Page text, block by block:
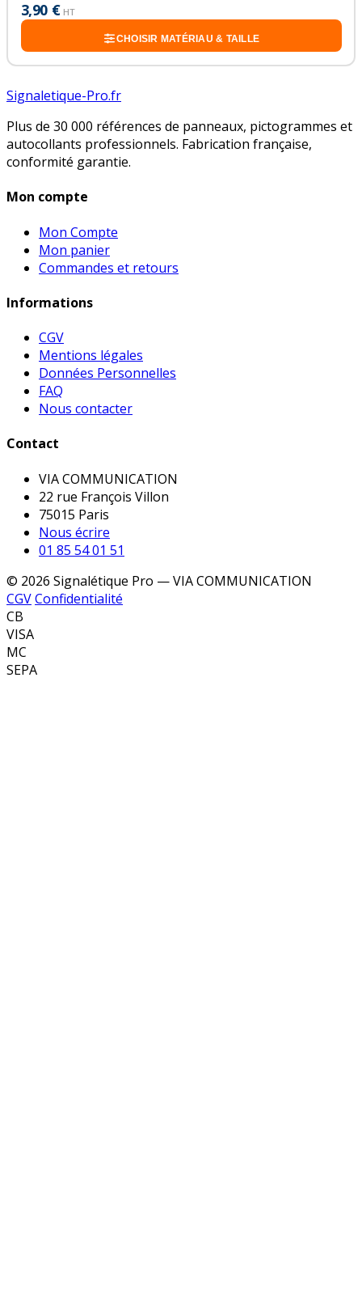
3,90 € HT
CHOISIR MATÉRIAU & TAILLE
Signaletique-Pro.fr
Plus de 30 000 références de panneaux, pictogrammes et
autocollants professionnels. Fabrication française,
conformité garantie.
Mon compte
Mon Compte
Mon panier
Commandes et retours
Informations
CGV
Mentions légales
Données Personnelles
FAQ
Nous contacter
Contact
VIA COMMUNICATION
22 rue François Villon
75015 Paris
Nous écrire
01 85 54 01 51
© 2026 Signalétique Pro — VIA COMMUNICATION
CGVConfidentialité
CB
VISA
MC
SEPA